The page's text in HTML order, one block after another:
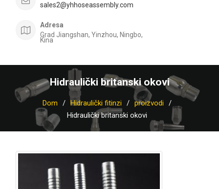
sales2@yhhoseassembly.com
Adresa
Grad Jiangshan, Yinzhou, Ningbo,
Kina
Hidraulički britanski okovi
Dom Hidraulički fitinzi
proizvodi
Hidraulički britanski okovi